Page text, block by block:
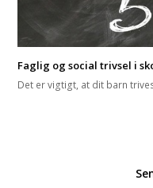
Faglig og social trivsel i
Det er vigtigt, at dit barn